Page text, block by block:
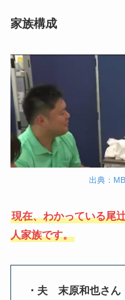
家族構成
出典：
現在、わかっている尾
人家族です。
・夫 末原和也さん